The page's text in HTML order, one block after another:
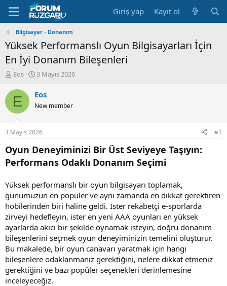
Giriş yap Kayıt ol
Bilgisayar - Donanım
Yüksek Performanslı Oyun Bilgisayarları İçin
En İyi Donanım Bileşenleri
K
n
u
u
B
a
ş
l
a
a
n
Eos
B
ş
a
g
ı
ç
t
a
i
h
i
3 Mayıs 2026
E Eos
New member
3 Mayıs 2026 #1
Oyun Deneyiminizi Bir Üst Seviyeye Taşıyın:
Performans Odaklı Donanım Seçimi
Yüksek performanslı bir oyun bilgisayarı toplamak,
günümüzün en popüler ve aynı zamanda en dikkat gerektiren
hobilerinden biri haline geldi. İster rekabetçi e-sporlarda
zirveyi hedefleyin, ister en yeni AAA oyunları en yüksek
ayarlarda akıcı bir şekilde oynamak isteyin, doğru donanım
bileşenlerini seçmek oyun deneyiminizin temelini oluşturur.
Bu makalede, bir oyun canavarı yaratmak için hangi
bileşenlere odaklanmanız gerektiğini, nelere dikkat etmeniz
gerektiğini ve bazı popüler seçenekleri derinlemesine
inceleyeceğiz.